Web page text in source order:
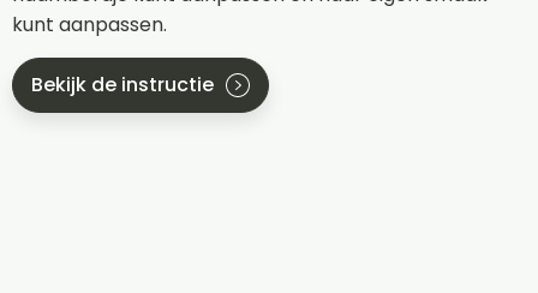
kunt aanpassen.
Bekijk de instructie